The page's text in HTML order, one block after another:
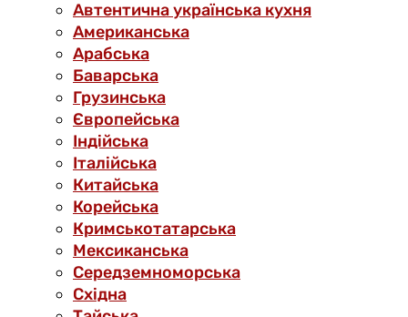
Автентична українська кухня
Американська
Арабська
Баварська
Грузинська
Європейська
Індійська
Італійська
Китайська
Корейська
Кримськотатарська
Мексиканська
Середземноморська
Східна